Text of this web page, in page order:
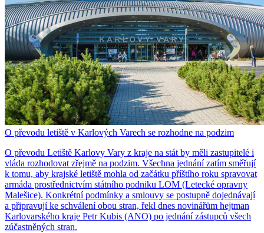
O převodu letiště v Karlových Varech se rozhodne na podzim
O převodu Letiště Karlovy Vary z kraje na stát by měli zastupitelé i
vláda rozhodovat zřejmě na podzim. Všechna jednání zatím směřují
k tomu, aby krajské letiště mohla od začátku příštího roku spravovat
armáda prostřednictvím státního podniku LOM (Letecké opravny
Malešice). Konkrétní podmínky a smlouvy se postupně dojednávají
a připravují ke schválení obou stran, řekl dnes novinářům hejtman
Karlovarského kraje Petr Kubis (ANO) po jednání zástupců všech
zúčastněných stran.